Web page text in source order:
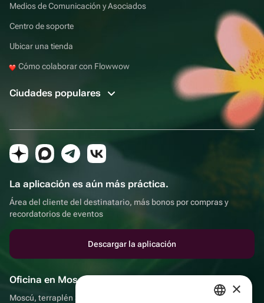
Medios de Comunicación y Asociados
Centro de soporte
Ubicar una tienda
Cómo colaborar con Flowwow
Ciudades populares
La aplicación es aún más práctica.
Área del cliente del destinatario, más bonos por compras y
recordatorios de eventos
Descargar la aplicación
Oficina en Moscú
Moscú, terraplén Sadovnicheskaya, 9, sala 2/3 ×